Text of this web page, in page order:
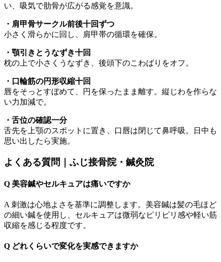
い、吸気で肋骨が広がる感覚を意識。
・肩甲骨サークル前後十回ずつ
小さく滑らかに回し、肩甲帯の循環を確保。
・顎引きとうなずき十回
枕の上で小さくうなずき、後頭下のこわばりをオフ。
・口輪筋の円形収縮十回
唇をそっとすぼめて、円を保ったまま離す。縦じわを作らな
い力加減で。
・舌位の確認一分
舌先を上顎のスポットに置き、口唇は閉じて鼻呼吸。日中も
思い出したら実施。
よくある質問｜ふじ接骨院・鍼灸院
Q 美容鍼やセルキュアは痛いですか
A 刺激は心地よさを基準に調整します。美容鍼は髪の毛ほど
の細い鍼を使用し、セルキュアは微弱なピリピリ感や軽い筋
収縮を感じる程度です。
Q どれくらいで変化を実感できますか